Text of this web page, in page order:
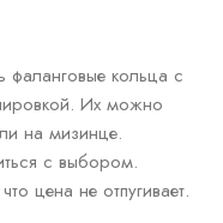
фаланговые кольца с
Их можно
на мизинце.
с выбором.
цена не отпугивает.